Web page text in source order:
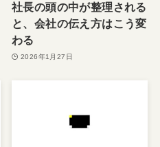
社長の頭の中が整理される
と、会社の伝え方はこう変
わる
2026年1月27日